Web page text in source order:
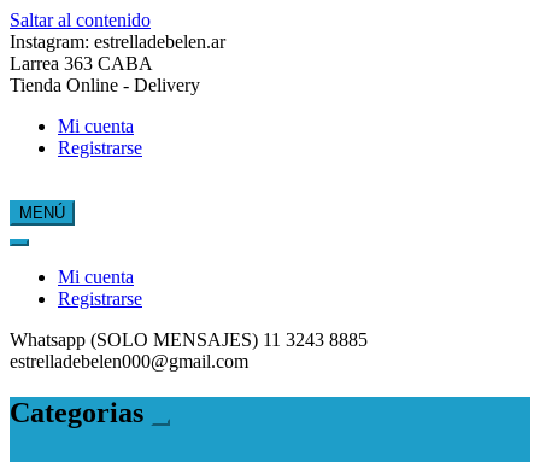
Saltar al contenido
Instagram: estrelladebelen.ar
Larrea 363 CABA
Tienda Online - Delivery
Mi cuenta
Registrarse
Estrella de Belén
MENÚ
Mi cuenta
Registrarse
Whatsapp (SOLO MENSAJES) 11 3243 8885
estrelladebelen000@gmail.com
Categorias